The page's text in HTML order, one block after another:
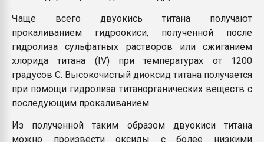
Чаще всего двуокись титана получают
прокаливанием гидроокиси, полученной после
гидролиза сульфатных растворов или сжиганием
хлорида титана (IV) при температурах от 1200
градусов С. Высокочистый диоксид титана получается
при помощи гидролиза титанорганических веществ с
последующим прокаливанием.
Из полученной таким образом двуокиси титана
можно произвести оксиды с более низкими